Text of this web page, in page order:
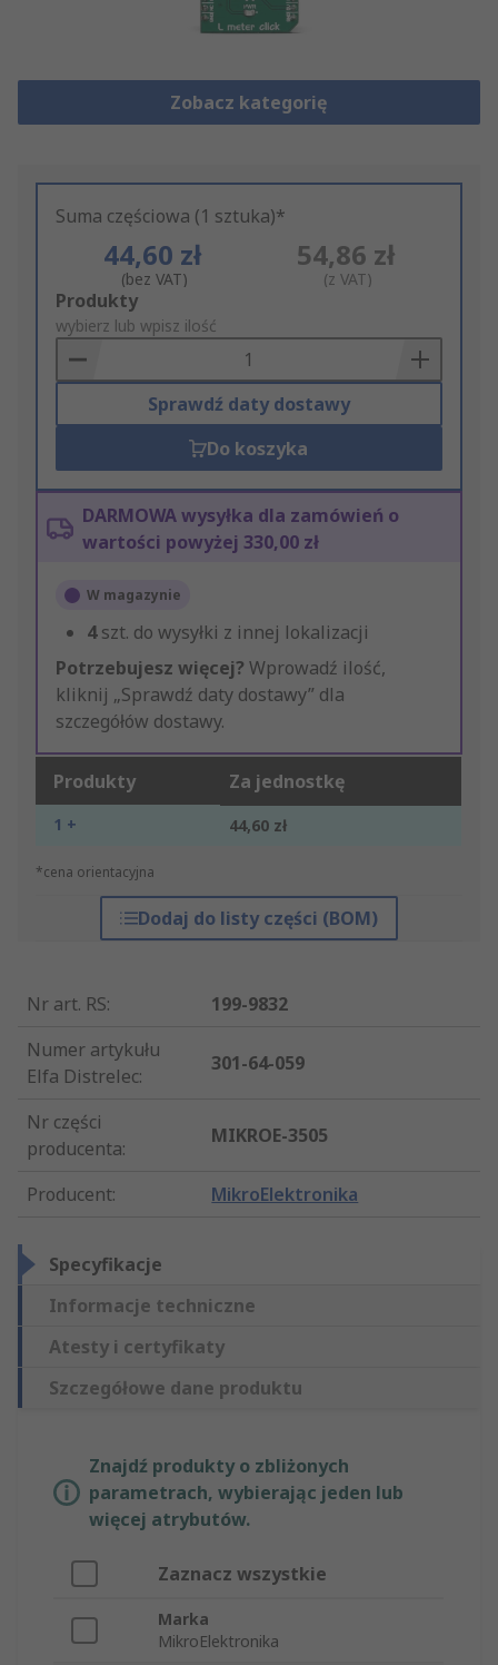
Zobacz kategorię
Suma częściowa (1 sztuka)*
44,60 zł
(bez VAT)
54,86 zł
(z VAT)
Add
to
Basket
Produkty
wybierz lub wpisz ilość
Sprawdź daty dostawy
Do koszyka
DARMOWA wysyłka dla zamówień o
wartości powyżej 330,00 zł
W magazynie
4szt. do wysyłki z innej lokalizacji
Potrzebujesz więcej? Wprowadź ilość,
kliknij „Sprawdź daty dostawy” dla
szczegółów dostawy.
Produkty Za jednostkę
1 + 44,60 zł
*cena orientacyjna
Dodaj do listy części (BOM)
Nr art. RS:
199-9832
Numer artykułu
Elfa Distrelec:
301-64-059
Nr części
producenta:
MIKROE-3505
Producent: MikroElektronika
Specyfikacje
Informacje techniczne
Atesty i certyfikaty
Szczegółowe dane produktu
Znajdź produkty o zbliżonych
parametrach, wybierając jeden lub
więcej atrybutów.
Zaznacz wszystkie
Marka
MikroElektronika